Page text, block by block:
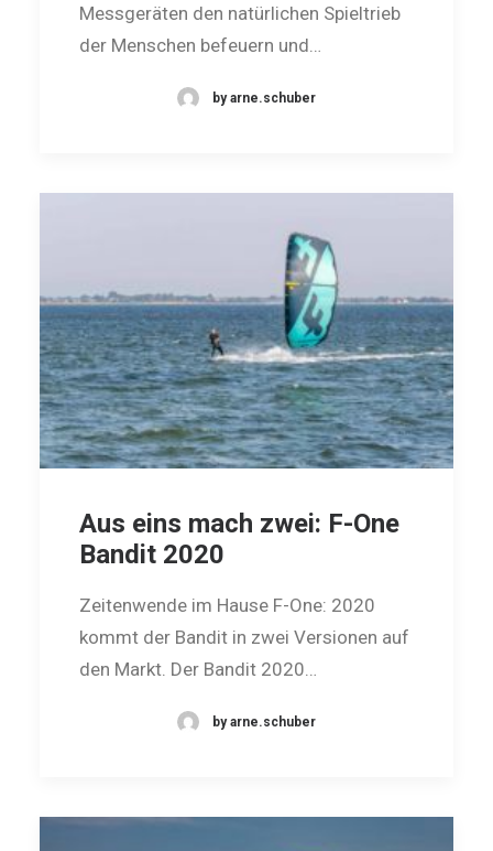
Messgeräten den natürlichen Spieltrieb
der Menschen befeuern und…
by arne.schuber
Aus eins mach zwei: F-One
Bandit 2020
Zeitenwende im Hause F-One: 2020
kommt der Bandit in zwei Versionen auf
den Markt. Der Bandit 2020…
by arne.schuber